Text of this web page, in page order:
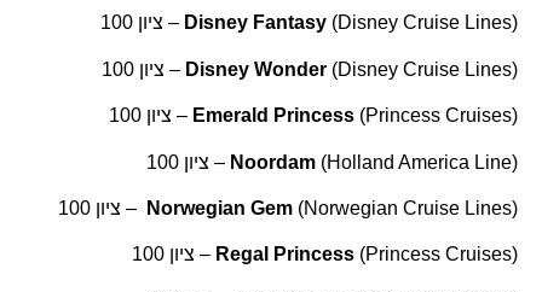
Disney Fantasy(Disney Cruise Lines – ציון 100
Disney Wonder(Disney Cruise Lines – ציון 100
Emerald Princess(Princess Cruises – ציון 100
Noordam(Holland America Line – ציון 100
Norwegian Gem(Norwegian Cruise Lines – ציון 100
Regal Princess(Princess Cruises – ציון 100